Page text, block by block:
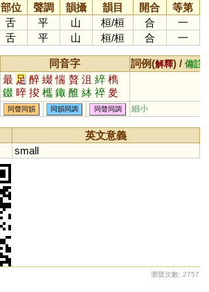
部位 聲調 韻攝 韻目 開合
等第
舌 平 山 桓/桓 合
一
舌 平 山 桓/桓 合 一
同音字 詞例(解釋) / 備註
最 足 醉 綴 惴 贅 沮 綷 檇
錣 晬 捘 欈 鋷 醀 絊 祽 夎
醊 餟 蕞
同聲同韻 同韻同調 同聲同調 細小
英文意義
small
瀏覽次數: 2757